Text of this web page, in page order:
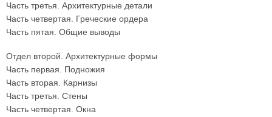
Часть третья. Архитектурные детали
Часть четвертая. Греческие ордера
Часть пятая. Общие выводы
Отдел второй. Архитектурные формы
Часть первая. Подножия
Часть вторая. Карнизы
Часть третья. Стены
Часть четвертая. Окна